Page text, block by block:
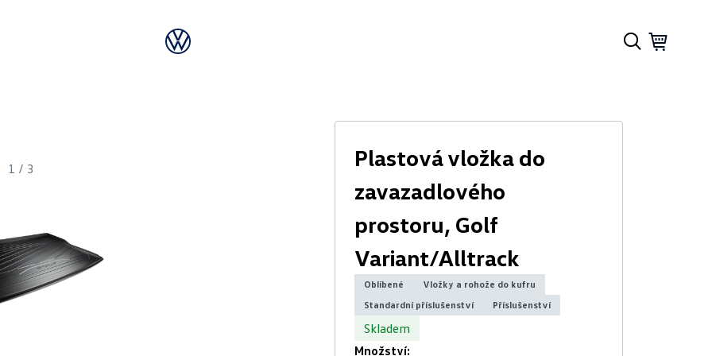
1 / 3
Plastová vložka do
zavazadlového
prostoru, Golf
Variant/Alltrack
Oblíbené
Vložky a rohože do kufru
Standardní příslušenství
Příslušenství
Skladem
Množství: